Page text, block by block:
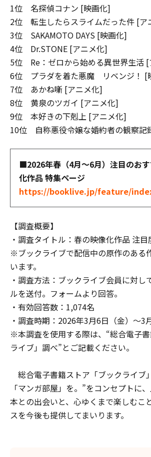
1位 名探偵コナン [映画化]
2位 転生したらスライムだった件 [ア
3位 SAKAMOTO DAYS [映画化]
4位 Dr.STONE [アニメ化]
5位 Re：ゼロから始める異世界生活 [
6位 プラダを着た悪魔 リベンジ！ [
7位 あかね噺 [アニメ化]
8位 黄泉のツガイ [アニメ化]
9位 本好きの下剋上 [アニメ化]
10位 自称悪役令嬢な婚約者の観察記
■2026年春（4月～6月）注目のお
化作品 特集ページ
https://booklive.jp/feature/
【調査概要】
・調査タイトル：春の映像化作品 注目
※ブックライブで配信中の原作のある
います。
・調査方法：ブックライブ会員に対し
ルを送付。フォームより回答。
・有効回答数：1,074名
・調査時期：2026年3月6日（金）～3
※本調査を使用する際は、“総合電子
ライブ」調べ”とご記載ください。
総合電子書籍ストア「ブックライブ
「マンガ部屋」を。”をコンセプトに
本との出会いと、心ゆくまで楽しむこ
スを今後も提供してまいります。